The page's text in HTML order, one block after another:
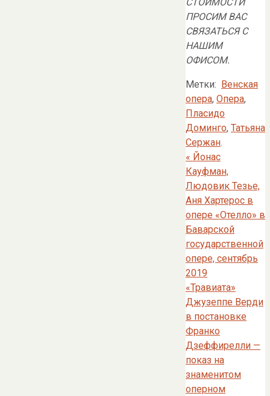
ПРОСИМ ВАС
СВЯЗАТЬСЯ С
НАШИМ
ОФИСОМ.
Метки: Венская
опера, Опера,
Пласидо
Доминго, Татьяна
Сержан.
« Йонас
Кауфман,
Людовик Тезье,
Аня Хартерос в
опере «Отелло» в
Баварской
государственной
опере, сентябрь
2019
«Травиата»
Джузеппе Верди
в постановке
Франко
Дзеффирелли —
показ на
знаменитом
оперном